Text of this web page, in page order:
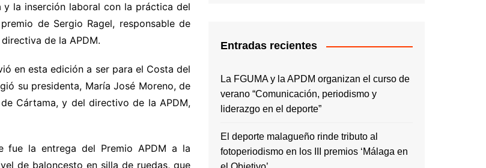
y la inserción laboral con la práctica del
de Sergio Ragel, responsable de
de la APDM.
en esta edición a ser para el Costa del
su presidenta, María José Moreno, de
Cártama, y del directivo de la APDM,
fue la entrega del Premio APDM a la
de baloncesto en silla de ruedas, que
Entradas recientes
La FGUMA y la APDM organizan el curso de
verano “Comunicación, periodismo y
liderazgo en el deporte”
El deporte malagueño rinde tributo al
fotoperiodismo en los III premios ‘Málaga en